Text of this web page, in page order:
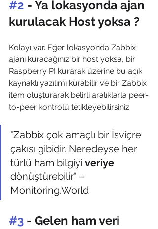
#2 - Ya lokasyonda ajan
kurulacak Host yoksa ?
Kolayı var. Eğer lokasyonda Zabbix
ajanı kuracağınız bir host yoksa, bir
Raspberry PI kurarak üzerine bu açık
kaynaklı yazılımı kurabilir ve bir Zabbix
item oluşturarak belirli aralıklarla peer-
to-peer kontrolü tetikleyebilirsiniz.
"Zabbix çok amaçlı bir İsviçre
çakısı gibidir. Neredeyse her
türlü ham bilgiyi veriye
dönüştürebilir" –
Monitoring.World
#3 - Gelen ham veri